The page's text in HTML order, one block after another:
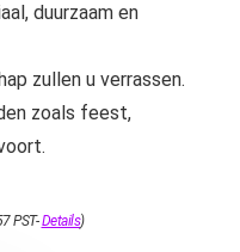
duurzaam en
zullen u verrassen.
zoals feest,
PST-Details)